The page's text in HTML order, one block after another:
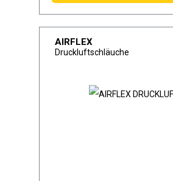
AIRFLEX
Druckluftschläuche